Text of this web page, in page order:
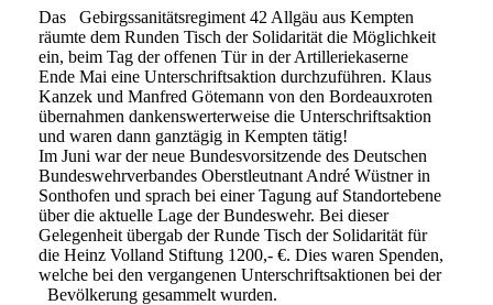
Das Gebirgssanitätsregiment 42 Allgäu aus Kempten
räumte dem Runden Tisch der Solidarität die Möglichkeit
ein, beim Tag der offenen Tür in der Artilleriekaserne
Ende Mai eine Unterschriftsaktion durchzuführen. Klaus
Kanzek und Manfred Götemann von den Bordeauxroten
übernahmen dankenswerterweise die Unterschriftsaktion
und waren dann ganztägig in Kempten tätig!
Im Juni war der neue Bundesvorsitzende des Deutschen
Bundeswehrverbandes Oberstleutnant André Wüstner in
Sonthofen und sprach bei einer Tagung auf Standortebene
über die aktuelle Lage der Bundeswehr. Bei dieser
Gelegenheit übergab der Runde Tisch der Solidarität für
die Heinz Volland Stiftung 1200,- €. Dies waren Spenden,
welche bei den vergangenen Unterschriftsaktionen bei der
Bevölkerung gesammelt wurden.